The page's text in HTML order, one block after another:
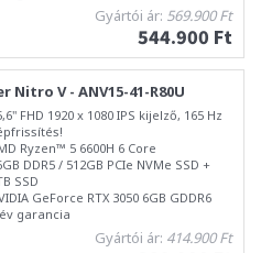
Gyártói ár: 569.900 Ft
544.900 Ft
Nitro V - ANV15-41-R80U
FHD 1920 x 1080 IPS kijelző, 165 Hz
Ryzen™ 5 6600H 6 Core
DDR5 / 512GB PCIe NVMe SSD +
SSD
GeForce RTX 3050 6GB GDDR6
garancia
Gyártói ár: 414.900 Ft